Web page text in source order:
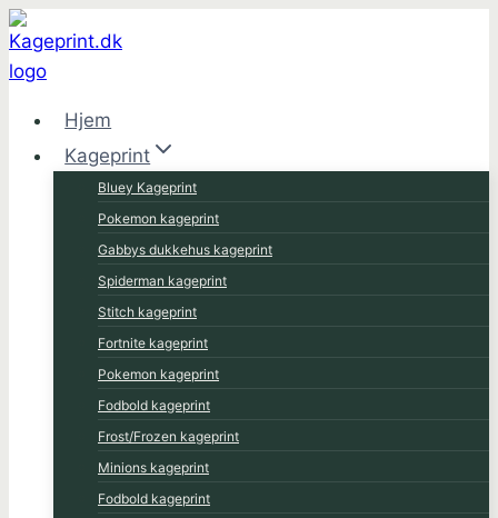
Fortsæt
til
indhold
Hjem
Kageprint
Bluey Kageprint
Pokemon kageprint
Gabbys dukkehus kageprint
Spiderman kageprint
Stitch kageprint
Fortnite kageprint
Pokemon kageprint
Fodbold kageprint
Frost/Frozen kageprint
Minions kageprint
Fodbold kageprint